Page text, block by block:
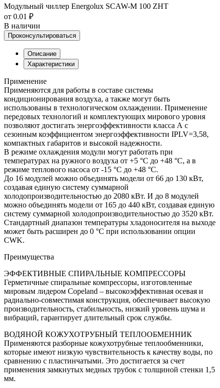
Модульный чиллер Energolux SCAW-M 100 ZHT
от 0.01 ₽
В наличии
Проконсультироваться
Описание
Характеристики
Применение
Применяются для работы в составе системы
кондиционирования воздуха, а также могут быть
использованы в технологическом охлаждении. Применение
передовых технологий и комплектующих мирового уровня
позволяют достигать энергоэффективности класса А с
сезонным коэффициентом энергоэффективности IPLV=3,58,
компактных габаритов и высокой надежности.
В режиме охлаждения модули могут работать при
температурах на ружного воздуха от +5 °С до +48 °С, а в
режиме теплового насоса от -15 °С до +48 °С.
До 16 модулей можно объединять модели от 66 до 130 кВт,
создавая единую систему суммарной
холодопроизводительностью до 2080 кВт. И до 8 модулей
можно объединять модели от 165 до 440 кВт, создавая единую
систему суммарной холодопроизводительностью до 3520 кВт.
Стандартный диапазон температуры хладоносителя на выходе
может быть расширен до 0 °С при использовании опции
CWK.
Преимущества
ЭФФЕКТИВНЫЕ СПИРАЛЬНЫЕ КОМПРЕССОРЫ
Герметичные спиральные компрессоры, изготовленные
мировым лидером Copeland – высокоэффективная осевая и
радиально-совместимая конструкция, обеспечивает высокую
производительность, стабильность, низкий уровень шума и
вибраций, гарантирует длительный срок службы.
ВОДЯНОЙ КОЖУХОТРУБНЫЙ ТЕПЛООБМЕННИК
Применяются разборные кожухотрубные теплообменники,
которые имеют низкую чувствительность к качеству воды, по
сравнению с пластинчатыми. Это достигается за счет
применения замкнутых медных трубок с толщиной стенки 1,5
мм.